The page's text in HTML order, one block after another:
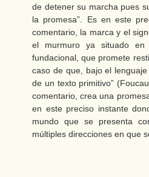
de detener su marcha pues
la promesa”. Es en este
comentario, la marca y el
el murmuro ya situado
fundacional, que promete
caso de que, bajo el
de un texto primitivo”
comentario, crea una
en este preciso instante
mundo que se presenta
múltiples direcciones en que